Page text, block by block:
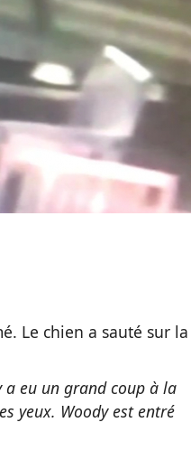
Le chien a sauté sur la
eu un grand coup à la
yeux. Woody est entré